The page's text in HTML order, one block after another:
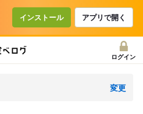
インストール アプリで開く
ログイン
変更